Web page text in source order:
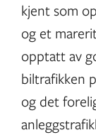
kjent som
og et
opptatt av
biltrafikken
og det